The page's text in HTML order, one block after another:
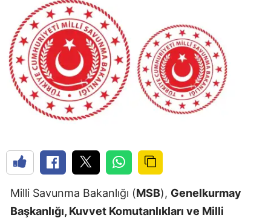
Milli Savunma Bakanlığı (MSB), Genelkurmay
Başkanlığı, Kuvvet Komutanlıkları ve Milli